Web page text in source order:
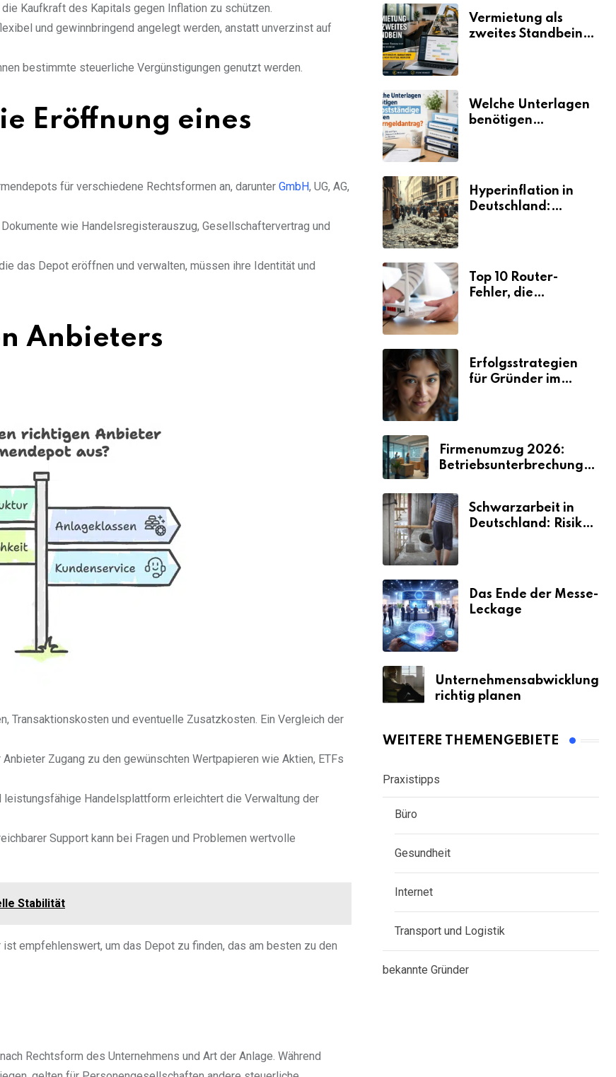
Kaufkraft des Kapitals gegen Inflation zu schützen.
und gewinnbringend angelegt werden, anstatt unverzinst auf
bestimmte steuerliche Vergünstigungen genutzt werden.
Eröffnung eines
für verschiedene Rechtsformen an, darunter GmbH, UG, AG,
wie Handelsregisterauszug, Gesellschaftervertrag und
das Depot eröffnen und verwalten, müssen ihre Identität und
Anbieters
Transaktionskosten und eventuelle Zusatzkosten. Ein Vergleich der
Zugang zu den gewünschten Wertpapieren wie Aktien, ETFs
leistungsfähige Handelsplattform erleichtert die Verwaltung der
Support kann bei Fragen und Problemen wertvolle
Stabilität
empfehlenswert, um das Depot zu finden, das am besten zu den
Rechtsform des Unternehmens und Art der Anlage. Während
Vermietung als
zweites Standbein:
Umsätze machen
Welche Unterlagen
benötigen
Hyperinflation in
Deutschland:
Top 10 Router-
Fehler, die
Erfolgsstrategien
für Gründer im
Firmenumzug 2026:
Betriebsunterbrechungen
Schwarzarbeit in
Deutschland: Risiken
Das Ende der Messe-
Leckage
Unternehmensabwicklung
richtig planen
WEITERE THEMENGEBIETE
Praxistipps
Büro
Gesundheit
Internet
Transport und Logistik
bekannte Gründer